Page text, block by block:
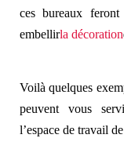
ces bureaux
embellirla décoration
Voilà quelques
peuvent vous
l’espace de travail